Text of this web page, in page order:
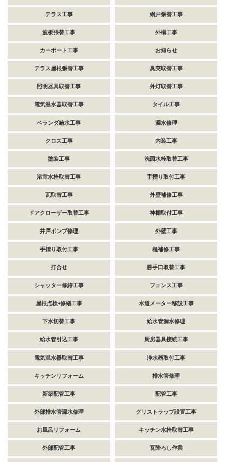
テラス工事 網戸張替工事
波板張替工事 外構工事
カーポート工事 お知らせ
テラス屋根張替工事 臭突取替工事
照明器具取替工事 外灯取替工事
電気温水器取替工事 タイル工事
ベランダ給水工事 漏水修理
クロス工事 内装工事
塗装工事 洗面水栓取替工事
浴室水栓取替工事 手摺り取付工事
瓦取替工事 外壁補修工事
ドアクローザー取替工事 神棚取付工事
井戸ポンプ修理 外壁工事
手摺り取付工事 樋補修工事
打合せ 勝手口取替工事
シャッター修繕工事 フェンス工事
屋根点検+修繕工事 水道メーター移設工事
下水切替工事 給水管漏水修理
給水管引込工事 厨房器具接続工事
電気温水器取替工事 浄水器取付工事
キッチンリフォーム 排水管修理
新築配管工事 配管工事
外部排水管漏水修理 グリストラップ設置工事
お風呂リフォーム キッチン水栓取替工事
外部配管工事 瓦降ろし作業